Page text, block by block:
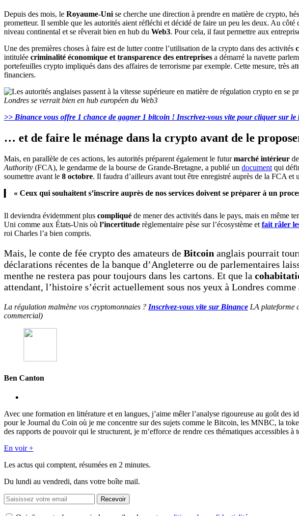
Depuis des mois, le Royaume-Uni se cherche une direction à prendre en matière de crypto,
prometteur. Il semble que les autorités aient réfléchi et décidé de faire un peu les deux. Au côté
niveau continental et se rêverait bien en hub du Web3. Pour cela, il faut permettre aux
Une des premières choses à faire est de lutter contre l’utilisation de la crypto dans des activités
intitulée criminalité économique et transparence des entreprises a démarré la navette
portefeuilles crypto impliqués dans des affaires de terrorisme par exemple. Cette mesure, très
financiers.
Londres se verrait bien en hub européen du Web3
>> Binance vous offre 1 chance de gagner 1 bitcoin ! Inscrivez-vous vite pour cliquer sur
… et de faire le ménage dans la crypto avant de le
Mais, en parallèle de ces actions, les autorités préparent également le futurmarché intérieur
Authority (FCA), le gendarme de la bourse de Grande-Bretagne, a publié un document qui
soumettre avant le 8 octobre. Il faudra d’ailleurs avant tout être enregistré auprès de la FCA et
« Ceux qui souhaitent s’inscrire auprès de nos services doivent se préparer à un
Il deviendra évidemment plus compliqué de mener des activités dans le pays, mais en même
Uni comme aux États-Unis où l’incertitude règlementaire pèse sur l’écosystème et fait râler
roi Charles l’a bien compris.
Mais, le conte de fée crypto des amateurs de Bitcoin anglais pourrait
déclarations récentes de la banque d’Angleterre ou de parlementaires
menthe ne restera pas pour toujours dans les cartons. Et que la
attendant, l’histoire s’écrit actuellement sous nos yeux à Londres
La régulation malmène vos cryptomonnaies ? Inscrivez-vous vite sur Binance LA plateforme
commercial)
Ben Canton
Avec une formation en littérature et en langues, j’aime mêler l’analyse rigoureuse au goût
pour le Journal du Coin où je me concentre sur des sujets comme le Bitcoin, les MNBC, la
des rapports de pouvoir qui le structurent, je m’efforce de rendre ces thématiques accessibles
En voir +
Les actus qui comptent, résumées en 2 minutes.
Du lundi au vendredi, dans votre boîte mail.
Recevoir